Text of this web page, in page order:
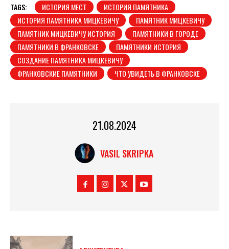
TAGS: ИСТОРИЯ МЕСТ
ИСТОРИЯ ПАМЯТНИКА
ИСТОРИЯ ПАМЯТНИКА МИЦКЕВИЧУ
ПАМЯТНИК МИЦКЕВИЧУ
ПАМЯТНИК МИЦКЕВИЧУ ИСТОРИЯ
ПАМЯТНИКИ В ГОРОДЕ
ПАМЯТНИКИ В ФРАНКОВСКЕ
ПАМЯТНИКИ ИСТОРИЯ
СОЗДАНИЕ ПАМЯТНИКА МИЦКЕВИЧУ
ФРАНКОВСКИЕ ПАМЯТНИКИ
ЧТО УВИДЕТЬ В ФРАНКОВСКЕ
21.08.2024
VASIL SKRIPKA